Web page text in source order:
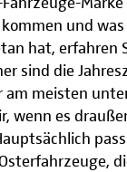
Marke
und
hat, erfahren
sind die
meisten
wenn es